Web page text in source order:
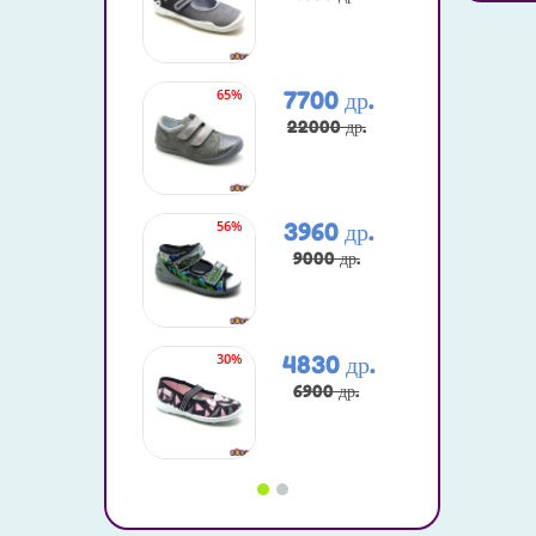
65% 7700 др.
22000 др.
56% 3960 др.
9000 др.
30% 4830 др.
6900 др.